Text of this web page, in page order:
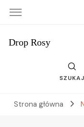
Drop Rosy
SZUKAJ
Strona główna